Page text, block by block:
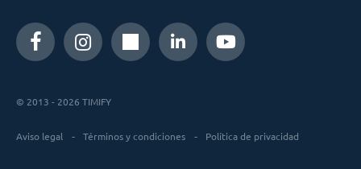
© 2013 - 2026 TIMIFY
Aviso legal Términos y condiciones Política de privacidad